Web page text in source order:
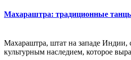
Махараштра: традиционные
Махараштра, штат на западе Индии,
культурным наследием, которое